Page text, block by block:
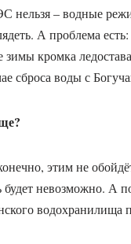
нельзя – водные
А проблема
кромка
сброса воды с
этим не
невозможно. А
водохранилища